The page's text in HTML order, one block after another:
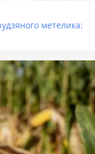
метелика: